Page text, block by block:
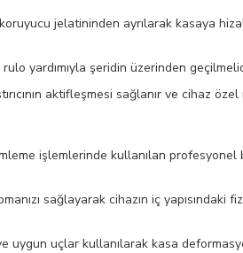
jelatininden ayrılarak kasaya
yardımıyla şeridin üzerinden
aktifleşmesi sağlanır ve cihaz
işlemlerinde kullanılan profesyonel
sağlayarak cihazın iç yapısındaki
uygun uçlar kullanılarak kasa